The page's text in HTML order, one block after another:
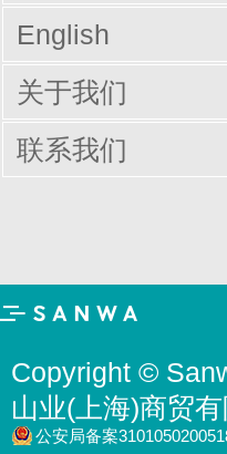
English
关于我们
联系我们
Copyright ©
山业(上海)商贸
公安局备案